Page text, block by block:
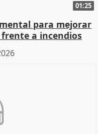
01:25
para mejorar
a incendios